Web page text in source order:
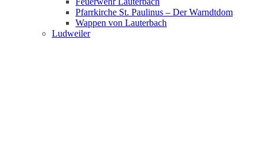
Pfarrkirche St. Paulinus – Der Warndtdom
Wappen von Lauterbach
Ludweiler